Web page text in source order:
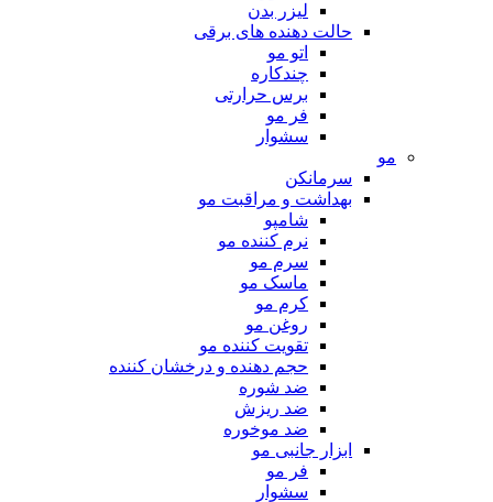
لیزر بدن
حالت دهنده های برقی
اتو مو
چندکاره
برس حرارتی
فر مو
سشوار
مو
سرمانکن
بهداشت و مراقبت مو
شامپو
نرم کننده مو
سرم مو
ماسک مو
کرم مو
روغن مو
تقویت کننده مو
حجم دهنده و درخشان کننده
ضد شوره
ضد ریزش
ضد موخوره
ابزار جانبی مو
فر مو
سشوار